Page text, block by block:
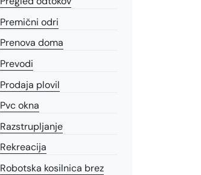
Premični odri
Prenova doma
Prevodi
Prodaja plovil
Pvc okna
Razstrupljanje
Rekreacija
Robotska kosilnica brez